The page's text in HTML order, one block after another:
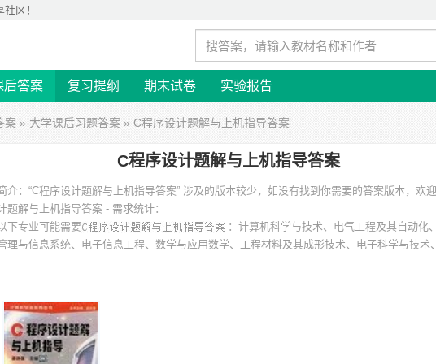
社区！
后答案 复习提纲 期末试卷 实验报告
案 » 大学课后习题答案 » C程序设计题解与上机指导答案
C程序设计题解与上机指导答案
介： “C程序设计题解与上机指导答案” 涉及的版本较少，如没有找到你需要的答案版本，欢
题解与上机指导答案 - 需求统计：
下专业可能需要
：计算机科学与技术、电气工程及其自动化
理与信息系统、电子信息工程、数学与应用数学、工程材料及其成形技术、电子科学与技术
惠州学院、武汉科技大学、苏州大学文正学院 等。